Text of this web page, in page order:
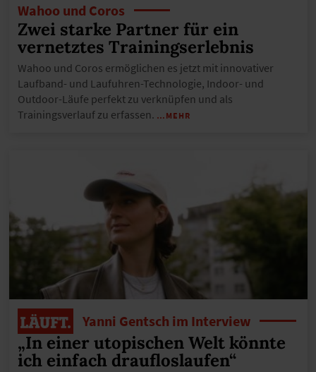
Wahoo und Coros
Zwei starke Partner für ein
vernetztes Trainingserlebnis
Wahoo und Coros ermöglichen es jetzt mit innovativer
Laufband- und Laufuhren-Technologie, Indoor- und
Outdoor-Läufe perfekt zu verknüpfen und als
Trainingsverlauf zu erfassen. …MEHR
Yanni Gentsch im Interview
„In einer utopischen Welt könnte
ich einfach draufloslaufen“